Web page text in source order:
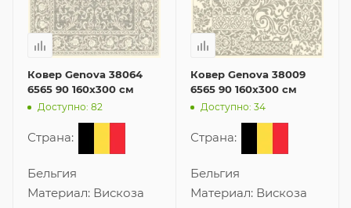
Ковер Genova 38064
6565 90 160x300 см
Доступно: 82
Страна:
Бельгия
Материал: Вискоза
Ковер Genova 38009
6565 90 160x300 см
Доступно: 34
Страна:
Бельгия
Материал: Вискоза